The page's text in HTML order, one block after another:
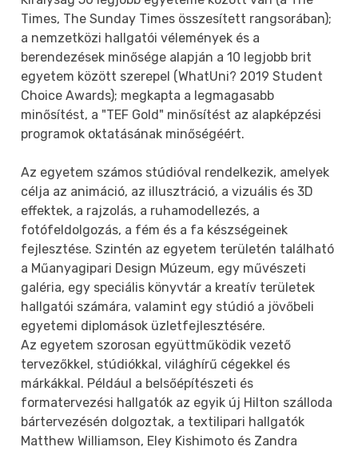
Times, The Sunday Times összesített rangsorában);
a nemzetközi hallgatói vélemények és a
berendezések minősége alapján a 10 legjobb brit
egyetem között szerepel (WhatUni? 2019 Student
Choice Awards); megkapta a legmagasabb
minősítést, a "TEF Gold" minősítést az alapképzési
programok oktatásának minőségéért.
Az egyetem számos stúdióval rendelkezik, amelyek
célja az animáció, az illusztráció, a vizuális és 3D
effektek, a rajzolás, a ruhamodellezés, a
fotófeldolgozás, a fém és a fa készségeinek
fejlesztése. Szintén az egyetem területén található
a Műanyagipari Design Múzeum, egy művészeti
galéria, egy speciális könyvtár a kreatív területek
hallgatói számára, valamint egy stúdió a jövőbeli
egyetemi diplomások üzletfejlesztésére.
Az egyetem szorosan együttműködik vezető
tervezőkkel, stúdiókkal, világhírű cégekkel és
márkákkal. Például a belsőépítészeti és
formatervezési hallgatók az egyik új Hilton szálloda
bártervezésén dolgoztak, a textilipari hallgatók
Matthew Williamson, Eley Kishimoto és Zandra